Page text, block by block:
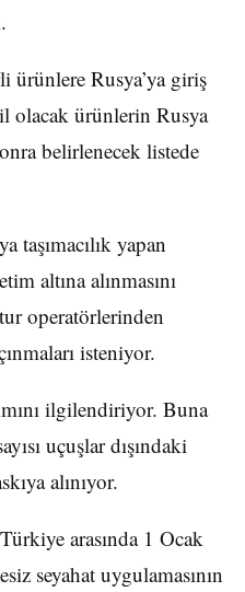
ürünlere Rusya’ya giriş
olacak ürünlerin Rusya
belirlenecek listede
taşımacılık yapan
altına alınmasını
operatörlerinden
isteniyor.
ilgilendiriyor. Buna
uçuşlar dışındaki
alınıyor.
arasında 1 Ocak
seyahat uygulamasının